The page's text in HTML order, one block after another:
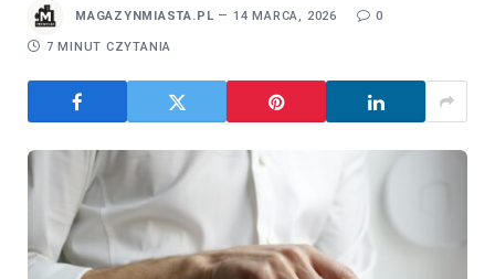
MAGAZYNMIASTA.PL 14 MARCA, 2026 0
7 MINUT CZYTANIA